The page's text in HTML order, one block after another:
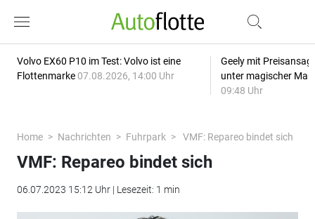
Volvo EX60 P10 im Test: Volvo ist eine
Flottenmarke 07.08.2026, 14:00 Uhr
Geely mit
unter magischer
09:48 Uhr
Home Nachrichten Fuhrpark VMF: Repareo bindet sich
VMF: Repareo bindet sich
06.07.2023 15:12 Uhr | Lesezeit: 1 min